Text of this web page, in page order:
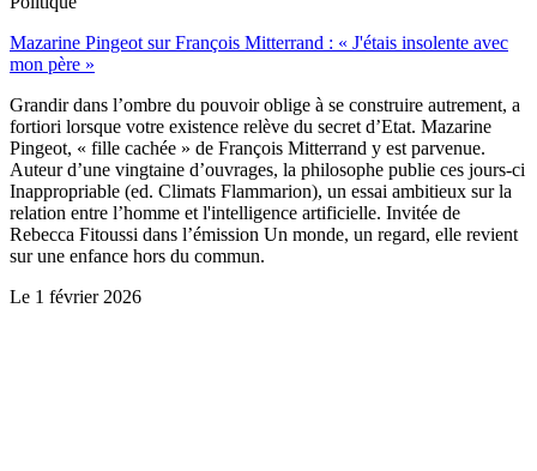
Mazarine Pingeot sur François Mitterrand : « J'étais insolente avec
mon père »
Grandir dans l’ombre du pouvoir oblige à se construire autrement, a
fortiori lorsque votre existence relève du secret d’Etat. Mazarine
Pingeot, « fille cachée » de François Mitterrand y est parvenue.
Auteur d’une vingtaine d’ouvrages, la philosophe publie ces jours-ci
Inappropriable (ed. Climats Flammarion), un essai ambitieux sur la
relation entre l’homme et l'intelligence artificielle. Invitée de
Rebecca Fitoussi dans l’émission Un monde, un regard, elle revient
sur une enfance hors du commun.
Le 1 février 2026